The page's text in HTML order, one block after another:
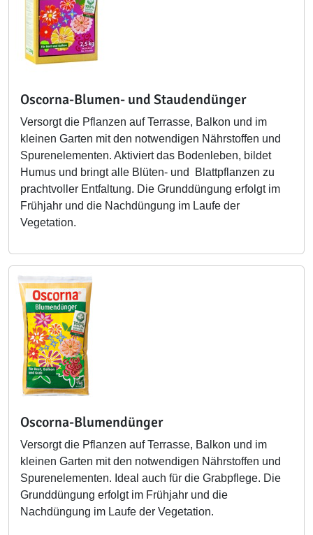
Oscorna-Blumen- und Staudendünger
Versorgt die Pflanzen auf Terrasse, Balkon und im
kleinen Garten mit den notwendigen Nährstoffen und
Spurenelementen. Aktiviert das Bodenleben, bildet
Humus und bringt alle Blüten- und Blattpflanzen zu
prachtvoller Entfaltung. Die Grunddüngung erfolgt im
Frühjahr und die Nachdüngung im Laufe der
Vegetation.
Oscorna-Blumendünger
Versorgt die Pflanzen auf Terrasse, Balkon und im
kleinen Garten mit den notwendigen Nährstoffen und
Spurenelementen. Ideal auch für die Grabpflege. Die
Grunddüngung erfolgt im Frühjahr und die
Nachdüngung im Laufe der Vegetation.